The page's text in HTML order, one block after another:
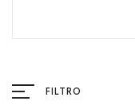
FILTRO